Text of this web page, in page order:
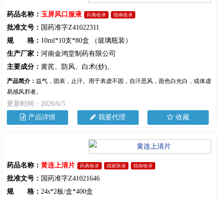
药品名称： 玉屏风口服液 药典收录 指南收录
批准文号： 国药准字Z41022311
规 格： 10ml*10支*80盒 （玻璃瓶装）
生产厂家： 河南金鸿堂制药有限公司
主要成分： 黄芪、防风、白术(炒)。
产品简介： 益气，固表，止汗。用于表虚不固，自汗恶风，面色白光白，或体虚
易感风邪者。
更新时间：2026/6/5
产品详情
我要代理 收藏
药品名称： 黄连上清片 药典收录 国家医保 指南收录
批准文号： 国药准字Z41021646
规 格： 24s*2板/盒*400盒